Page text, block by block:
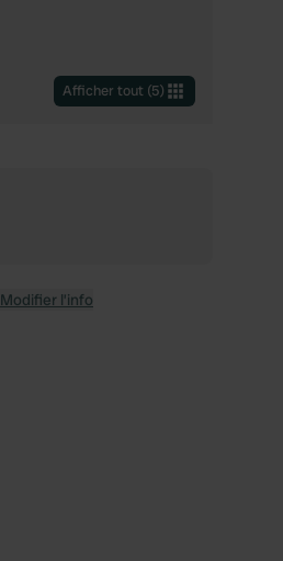
Afficher tout (5)
Modifier l’info